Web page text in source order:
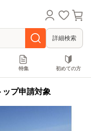
詳細検索
特集 初めての方
プ申請対象